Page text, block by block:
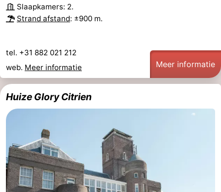
Slaapkamers: 2.
Strand afstand: ±900 m.
tel. +31 882 021 212
web. Meer informatie Meer informatie
Huize Glory Citrien